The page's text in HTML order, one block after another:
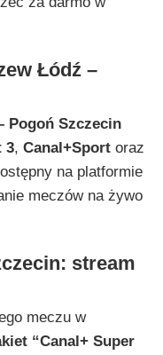
Łódź –
Pogoń Szczecin
3, Canal+Sportoraz
na platformie
meczów na żywo
stream
meczu w
“Canal+ Super